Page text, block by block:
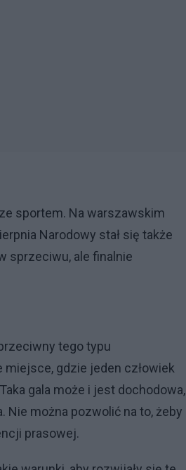
sportem. Na warszawskim
Narodowy stał się także
sprzeciwu, ale finalnie
tego typu
miejsce, gdzie jeden człowiek
gala może i jest dochodowa,
Nie można pozwolić na to, żeby
prasowej.